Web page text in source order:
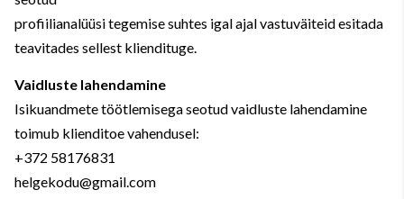
profiilianalüüsi tegemise suhtes igal ajal vastuväiteid esitada
teavitades sellest kliendituge.
Vaidluste lahendamine
Isikuandmete töötlemisega seotud vaidluste lahendamine
toimub klienditoe vahendusel:
+372 58176831
helgekodu@gmail.com